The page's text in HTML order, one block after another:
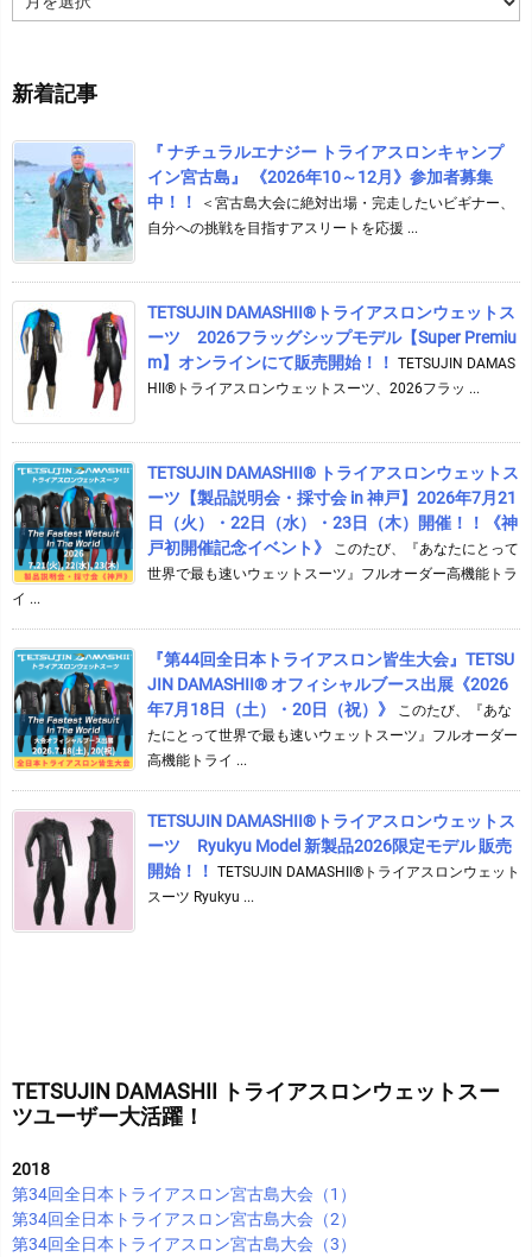
ー
ブ
新着記事
『 ナチュラルエナジー トライアスロンキャンプ
イン宮古島』 《2026年10～12月》参加者募集
中！！
＜宮古島大会に絶対出場・完走したいビギナー、
自分への挑戦を目指すアスリートを応援 ...
TETSUJIN DAMASHII®︎トライアスロンウェットス
ーツ 2026フラッグシップモデル【Super Premiu
m】オンラインにて販売開始！！ TETSUJIN DAMAS
HII®トライアスロンウェットスーツ、2026フラッ ...
TETSUJIN DAMASHII® トライアスロンウェットス
ーツ【製品説明会・採寸会 in 神戸】2026年7月21
日（火）・22日（水）・23日（木）開催！！《神
戸初開催記念イベント》
このたび、『あなたにとって
世界で最も速いウェットスーツ』フルオーダー高機能トラ
イ ...
『第44回全日本トライアスロン皆生大会』TETSU
JIN DAMASHII® オフィシャルブース出展《2026
年7月18日（土）・20日（祝）》
このたび、『あな
たにとって世界で最も速いウェットスーツ』フルオーダー
高機能トライ ...
TETSUJIN DAMASHII®︎トライアスロンウェットス
ーツ Ryukyu Model 新製品2026限定モデル 販売
開始！！ TETSUJIN DAMASHII®︎トライアスロンウェット
スーツ Ryukyu ...
TETSUJIN DAMASHII トライアスロンウェットスー
ツユーザー大活躍！
2018
第34回全日本トライアスロン宮古島大会（1）
第34回全日本トライアスロン宮古島大会（2）
第34回全日本トライアスロン宮古島大会（3）